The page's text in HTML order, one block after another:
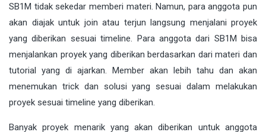
SB1M tidak sekedar memberi materi. Namun, para anggota pun
akan diajak untuk join atau terjun langsung menjalani proyek
yang diberikan sesuai timeline. Para anggota dari SB1M bisa
menjalankan proyek yang diberikan berdasarkan dari materi dan
tutorial yang di ajarkan. Member akan lebih tahu dan akan
menemukan trick dan solusi yang sesuai dalam melakukan
proyek sesuai timeline yang diberikan.
Banyak proyek menarik yang akan diberikan untuk anggota